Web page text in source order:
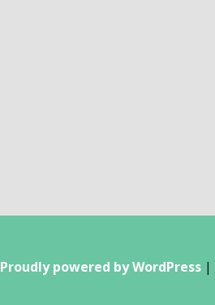
Proudly powered by WordPress |